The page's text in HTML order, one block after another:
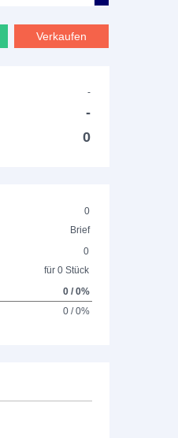
Verkaufen
-
-
0
0
Brief
0
für 0 Stück
0 / 0%
0 / 0%